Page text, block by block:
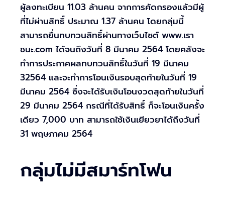
ผู้ลงทะเบียน 11.03 ล้านคน จากการคัดกรองแล้วมีผู้
ที่ไม่ผ่านสิทธิ์ ประมาณ 1.37 ล้านคน โดยกลุ่มนี้
สามารถยื่นทบทวนสิทธิ์ผ่านทางเว็บไซต์ www.เรา
ชนะ.com ได้จนถึงวันที่ 8 มีนาคม 2564 โดยคลังจะ
ทำการประกาศผลทบทวนสิทธิ์ในวันที่ 19 มีนาคม
32564 และจะทำการโอนเงินรอบสุดท้ายในวันที่ 19
มีนาคม 2564 ซึ่งจะได้รับเงินโอนงวดสุดท้ายในวันที่
29 มีนาคม 2564 กรณีที่ได้รับสิทธิ์ ก็จะโอนเงินครั้ง
เดียว 7,000 บาท สามารถใช้เงินเยียวยาได้ถึงวันที่
31 พฤษภาคม 2564
กลุ่มไม่มีสมาร์ทโฟน